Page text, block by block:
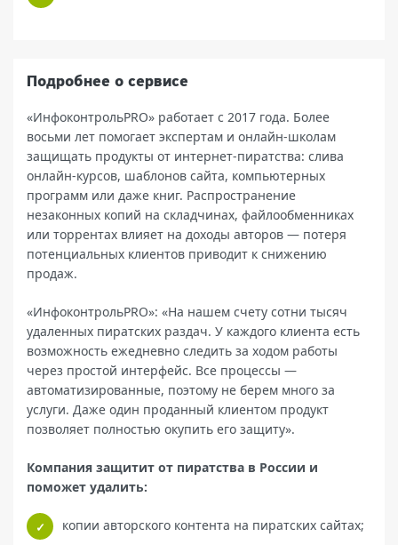
Подробнее о сервисе
«ИнфоконтрольPRO» работает с 2017 года. Более
восьми лет помогает экспертам и онлайн-школам
защищать продукты от интернет-пиратства: слива
онлайн-курсов, шаблонов сайта, компьютерных
программ или даже книг. Распространение
незаконных копий на складчинах, файлообменниках
или торрентах влияет на доходы авторов — потеря
потенциальных клиентов приводит к снижению
продаж.
«ИнфоконтрольPRO»: «На нашем счету сотни тысяч
удаленных пиратских раздач. У каждого клиента есть
возможность ежедневно следить за ходом работы
через простой интерфейс. Все процессы —
автоматизированные, поэтому не берем много за
услуги. Даже один проданный клиентом продукт
позволяет полностью окупить его защиту».
Компания защитит от пиратства в России и
поможет удалить:
копии авторского контента на пиратских сайтах;